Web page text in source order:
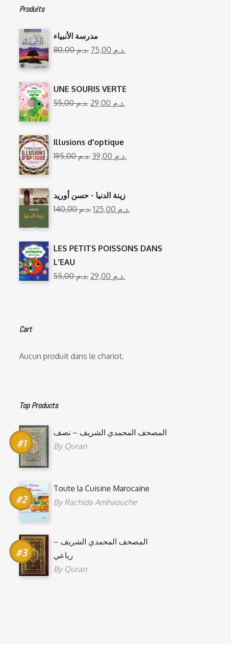
Produits
مدرسة الأنبياء
80,00
د.م. 75,00 د.م.
UNE SOURIS VERTE
55,00
د.م. 29,00 د.م.
Illusions d'optique
195,00
د.م. 39,00 د.م.
زينة الدنيا - حسن أوريد
140,00
د.م. 125,00 د.م.
LES PETITS POISSONS DANS
L'EAU
55,00
د.م. 29,00 د.م.
Cart
Aucun produit dans le chariot.
Top Products
المصحف المحمدي الشريف – نصف
By Quran
Toute la Cuisine Marocaine
ByRachida Amhaouche
المصحف المحمدي الشريف –
رباعي
By Quran